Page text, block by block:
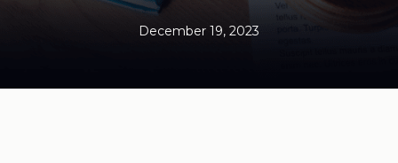
December 19, 2023